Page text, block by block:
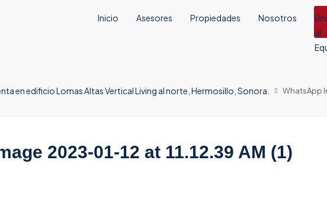
Inicio Asesores Propiedades Nosotros
al
en edificio Lomas Altas Vertical Living al norte, Hermosillo, Sonora. WhatsApp
2023-01-12 at 11.12.39 AM (1)